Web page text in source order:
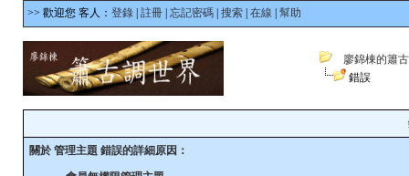
>> 歡迎您 客人： 登錄| 註冊| 忘記密碼| 搜索| 在線 幫助
廖錦棟的簫
錯誤
關於 管理主題 錯誤的詳細原因：